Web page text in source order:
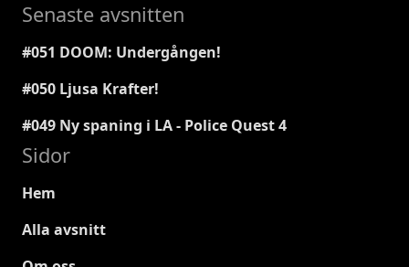
Senaste avsnitten
#051 DOOM: Undergången!
#050 Ljusa Krafter!
#049 Ny spaning i LA - Police Quest 4
Sidor
Hem
Alla avsnitt